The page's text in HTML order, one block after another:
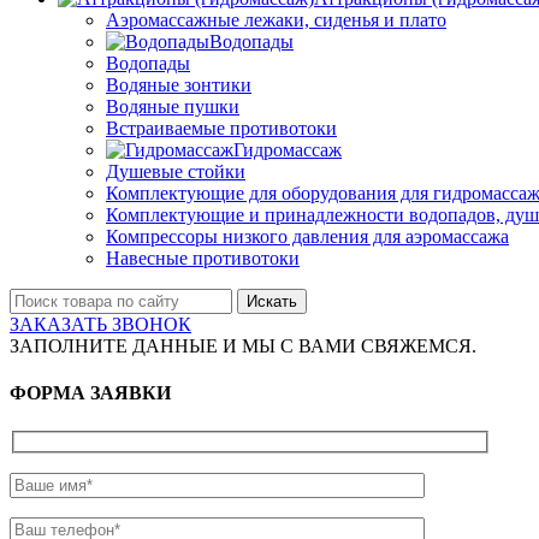
Аэромассажные лежаки, сиденья и плато
Водопады
Водопады
Водяные зонтики
Водяные пушки
Встраиваемые противотоки
Гидромассаж
Душевые стойки
Комплектующие для оборудования для
Комплектующие и принадлежности водопадов,
Компрессоры низкого давления для аэромассажа
Навесные противотоки
Искать
ЗАКАЗАТЬ ЗВОНОК
ЗАПОЛНИТЕ ДАННЫЕ И МЫ С ВАМИ СВЯЖЕМСЯ.
ФОРМА ЗАЯВКИ